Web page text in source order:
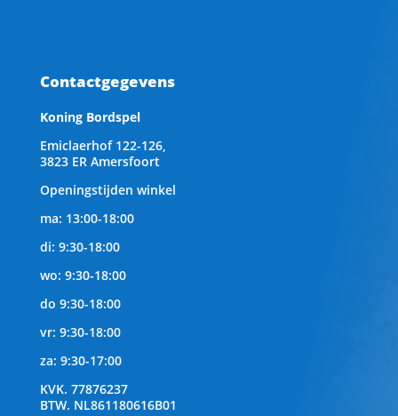
Contactgegevens
Koning Bordspel
Emiclaerhof 122-126,
3823 ER Amersfoort
Openingstijden winkel
ma: 13:00-18:00
di: 9:30-18:00
wo: 9:30-18:00
do 9:30-18:00
vr: 9:30-18:00
za: 9:30-17:00
KVK. 77876237
BTW. NL861180616B01